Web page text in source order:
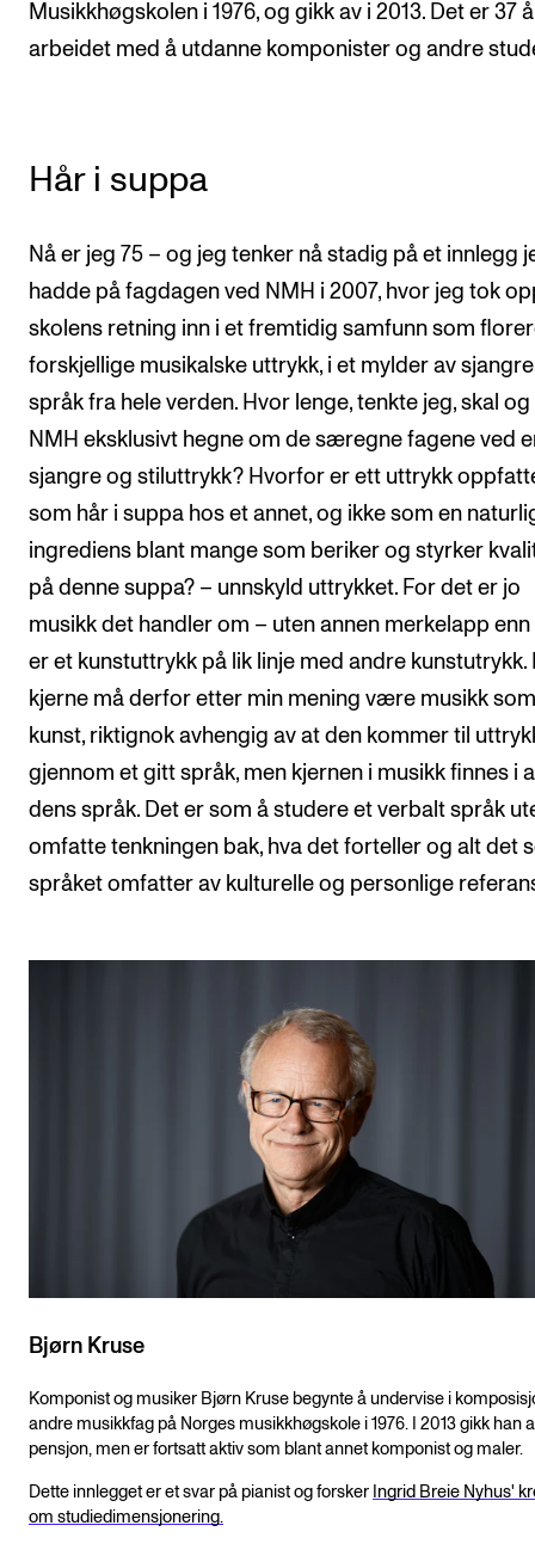
KONTAKTER
Biblioteket
Hvem gjør hva i administrasjonen?
Musikkhøgskolen i 1976, og gikk av i 2013. Det er 37
arbeidet med å utdanne komponister og andre
Hår i suppa
Nå er jeg 75 – og jeg tenker nå stadig på et innlegg
hadde på fagdagen ved NMH i 2007, hvor jeg tok
skolens retning inn i et fremtidig samfunn som
forskjellige musikalske uttrykk, i et mylder av
språk fra hele verden. Hvor lenge, tenkte jeg, skal og
NMH eksklusivt hegne om de særegne fagene ved
sjangre og stiluttrykk? Hvorfor er ett uttrykk
som hår i suppa hos et annet, og ikke som en
ingrediens blant mange som beriker og styrker
på denne suppa? – unnskyld uttrykket. For det er jo
musikk det handler om – uten annen merkelapp
er et kunstuttrykk på lik linje med andre kunstutrykk.
kjerne må derfor etter min mening være musikk som
kunst, riktignok avhengig av at den kommer til
gjennom et gitt språk, men kjernen i musikk finnes i
dens språk. Det er som å studere et verbalt språk
omfatte tenkningen bak, hva det forteller og alt det
språket omfatter av kulturelle og personlige
Bjørn Kruse
Komponist og musiker Bjørn Kruse begynte å undervise i
andre musikkfag på Norges musikkhøgskole i 1976. I 2013 gikk han
pensjon, men er fortsatt aktiv som blant annet komponist og maler.
Dette innlegget er et svar på pianist og forsker Ingrid Breie Nyhus'
om studiedimensjonering.